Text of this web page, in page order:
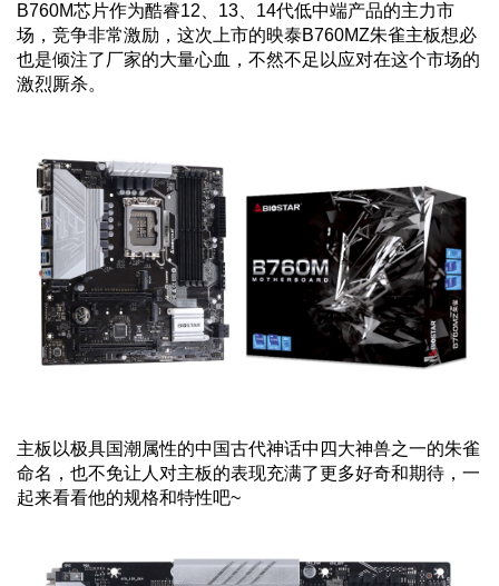
B760M芯片作为酷睿12 13 14代低中端产品的主力市
场，竞争非常激励，这次上市的映泰B760MZ朱雀主板想必
也是倾注了厂家的大量心血，不然不足以应对在这个市场的
激烈厮杀。
主板以极具国潮属性的中国古代神话中四大神兽之一的朱雀
命名，也不免让人对主板的表现充满了更多好奇和期待，一
起来看看他的规格和特性吧~